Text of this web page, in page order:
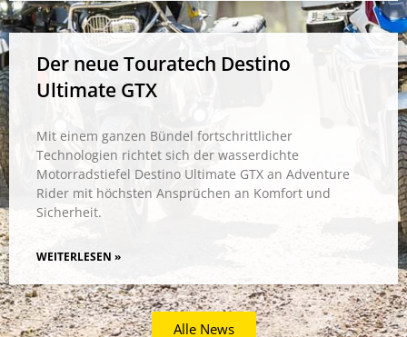
Der neue Touratech Destino
Ultimate GTX
Mit einem ganzen Bündel fortschrittlicher
Technologien richtet sich der wasserdichte
Motorradstiefel Destino Ultimate GTX an Adventure
Rider mit höchsten Ansprüchen an Komfort und
Sicherheit.
WEITERLESEN »
Alle News